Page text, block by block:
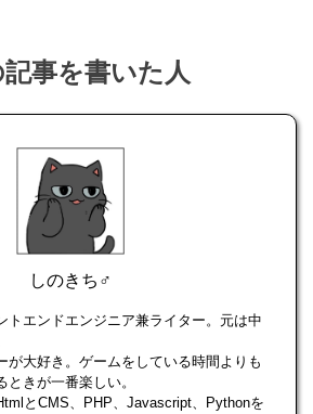
事を書いた人
しのきち♂
トエンドエンジニア兼ライター。元は中
が大好き。ゲームをしている時間よりも
きが一番楽しい。
とCMS、PHP、Javascript、Pythonを